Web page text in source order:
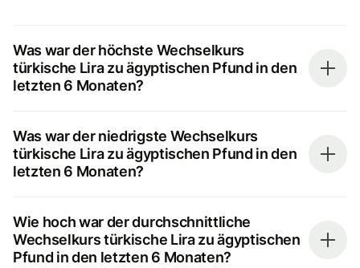
Was war der höchste Wechselkurs
türkische Lira zu ägyptischen Pfund in den
letzten 6 Monaten?
Was war der niedrigste Wechselkurs
türkische Lira zu ägyptischen Pfund in den
letzten 6 Monaten?
Wie hoch war der durchschnittliche
Wechselkurs türkische Lira zu ägyptischen
Pfund in den letzten 6 Monaten?